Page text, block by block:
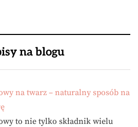
na blogu
na twarz – naturalny sposób na
to nie tylko składnik wielu